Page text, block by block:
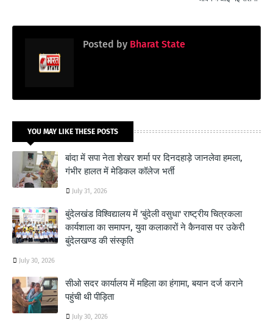
Posted by Bharat State
YOU MAY LIKE THESE POSTS
बांदा में सपा नेता शेखर शर्मा पर दिनदहाड़े जानलेवा हमला,
गंभीर हालत में मेडिकल कॉलेज भर्ती
July 31, 2026
बुंदेलखंड विश्विद्यालय में 'बुंदेली वसुधा' राष्ट्रीय चित्रकला
कार्यशाला का समापन, युवा कलाकारों ने कैनवास पर उकेरी
बुंदेलखण्ड की संस्कृति
July 30, 2026
सीओ सदर कार्यालय में महिला का हंगामा, बयान दर्ज कराने
पहुंची थी पीड़िता
July 30, 2026